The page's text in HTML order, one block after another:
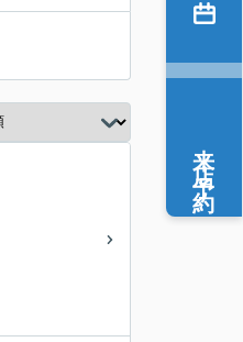
来店予約